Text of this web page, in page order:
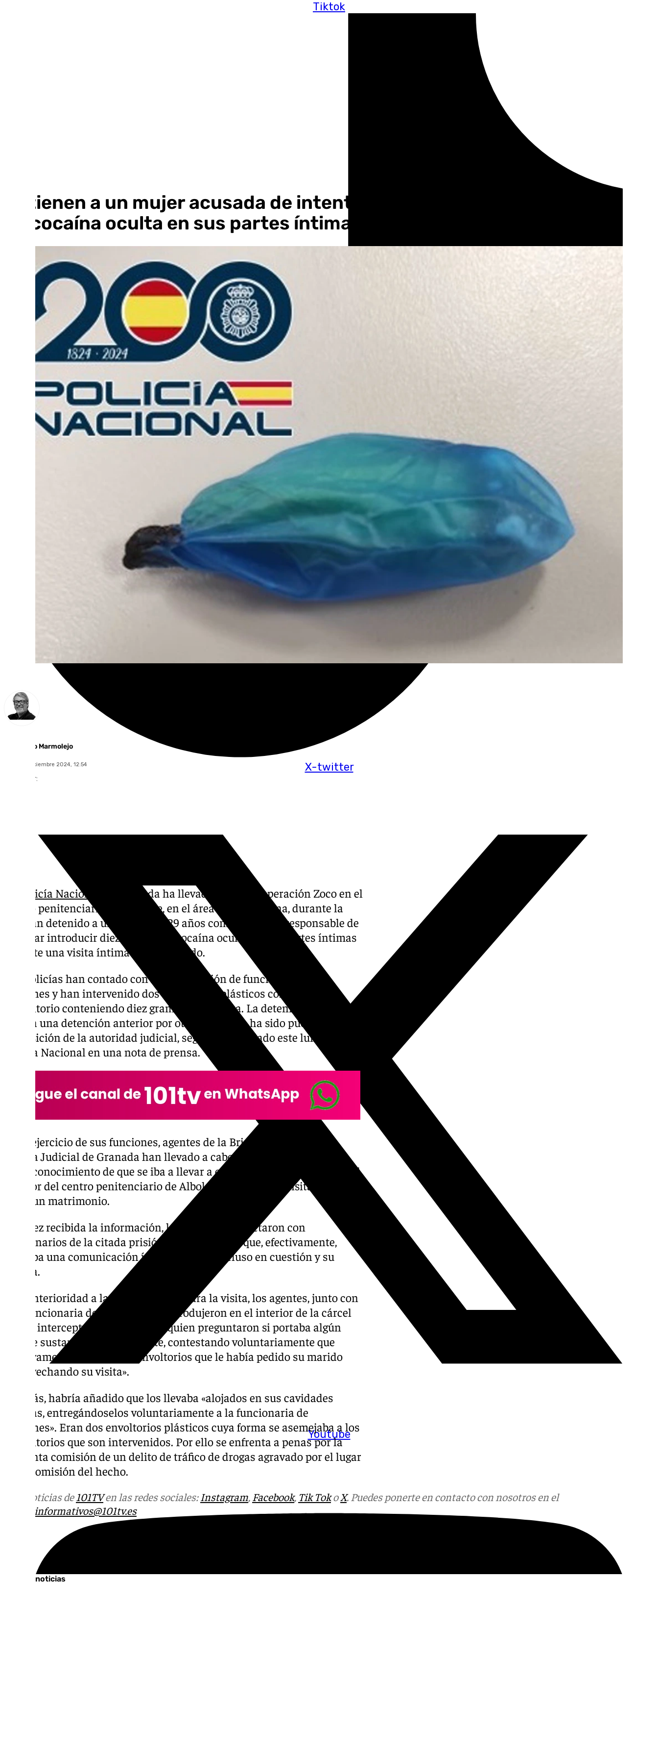
Tiktok
X-twitter
Youtube
Detienen a un mujer acusada de intentar pasar a un preso diez gramos
de cocaína oculta en sus partes íntimas
Francisco Marmolejo
lunes, 16 diciembre 2024, 12:54
Compartir:
Policía Nacional
de Granada ha llevado a cabo la operación Zoco en el
centro penitenciario de
Albolote, en el área metropolitana, durante la
que han detenido a una mujer de 29 años como supuesta responsable de
intentar introducir diez gramos de cocaína oculta en sus partes íntimas
durante una visita íntima con su marido.
Los policías han contado con la colaboración de funcionarios de
prisiones y han intervenido dos envoltorios plásticos con forma de
supositorio conteniendo diez gramos de cocaína. La detenida, a la que le
consta una detención anterior por otro motivo, ya ha sido puesta a
disposición de la autoridad judicial, según ha detallado este lunes la
Policía Nacional en una nota de prensa.
En el ejercicio de sus funciones, agentes de la Brigada Provincial de
Policía Judicial de Granada han llevado a cabo la operación Zoco tras
tener conocimiento de que se iba a llevar a cabo un pase de cocaína en el
interior del centro penitenciario de Albolote durante una visita íntima
entre un matrimonio.
Una vez recibida la información, los policías contactaron con
funcionarios de la citada prisión y comprobaron que, efectivamente,
figuraba una comunicación íntima entre el recluso en cuestión y su
esposa.
Con anterioridad a la hora señalada para la visita, los agentes, junto con
una funcionaria de la prisión, se introdujeron en el interior de la cárcel
donde interceptaron a la mujer a quien preguntaron si portaba algún
tipo de sustancia estupefaciente, contestando voluntariamente que
efectivamente portaba dos envoltorios que le había pedido su marido
«aprovechando su visita».
Además, habría añadido que los llevaba «alojados en sus cavidades
íntimas, entregándoselos voluntariamente a la funcionaria de
prisiones». Eran dos envoltorios plásticos cuya forma se asemejaba a los
supositorios que son intervenidos. Por ello se enfrenta a penas por la
presunta comisión de un delito de tráfico de drogas agravado por el lugar
de la comisión del hecho.
Más noticias de 101TVen las redes sociales: Instagram, Facebook, Tik TokoX. Puedes ponerte en contacto con nosotros en el
informativos@101tv.es
Últimas noticias